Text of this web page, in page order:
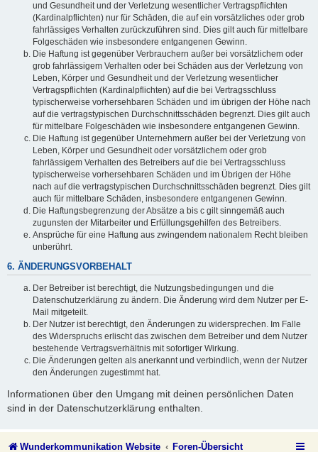
und Gesundheit und der Verletzung wesentlicher Vertragspflichten
(Kardinalpflichten) nur für Schäden, die auf ein vorsätzliches oder grob
fahrlässiges Verhalten zurückzuführen sind. Dies gilt auch für mittelbare
Folgeschäden wie insbesondere entgangenen Gewinn.
Die Haftung ist gegenüber Verbrauchern außer bei vorsätzlichem oder
grob fahrlässigem Verhalten oder bei Schäden aus der Verletzung von
Leben, Körper und Gesundheit und der Verletzung wesentlicher
Vertragspflichten (Kardinalpflichten) auf die bei Vertragsschluss
typischerweise vorhersehbaren Schäden und im übrigen der Höhe nach
auf die vertragstypischen Durchschnittsschäden begrenzt. Dies gilt auch
für mittelbare Folgeschäden wie insbesondere entgangenen Gewinn.
Die Haftung ist gegenüber Unternehmern außer bei der Verletzung von
Leben, Körper und Gesundheit oder vorsätzlichem oder grob
fahrlässigem Verhalten des Betreibers auf die bei Vertragsschluss
typischerweise vorhersehbaren Schäden und im Übrigen der Höhe
nach auf die vertragstypischen Durchschnittsschäden begrenzt. Dies gilt
auch für mittelbare Schäden, insbesondere entgangenen Gewinn.
Die Haftungsbegrenzung der Absätze a bis c gilt sinngemäß auch
zugunsten der Mitarbeiter und Erfüllungsgehilfen des Betreibers.
Ansprüche für eine Haftung aus zwingendem nationalem Recht bleiben
unberührt.
6. ÄNDERUNGSVORBEHALT
Der Betreiber ist berechtigt, die Nutzungsbedingungen und die
Datenschutzerklärung zu ändern. Die Änderung wird dem Nutzer per E-
Mail mitgeteilt.
Der Nutzer ist berechtigt, den Änderungen zu widersprechen. Im Falle
des Widerspruchs erlischt das zwischen dem Betreiber und dem Nutzer
bestehende Vertragsverhältnis mit sofortiger Wirkung.
Die Änderungen gelten als anerkannt und verbindlich, wenn der Nutzer
den Änderungen zugestimmt hat.
Informationen über den Umgang mit deinen persönlichen Daten
sind in der Datenschutzerklärung enthalten.
Wunderkommunikation Website Foren-Übersicht